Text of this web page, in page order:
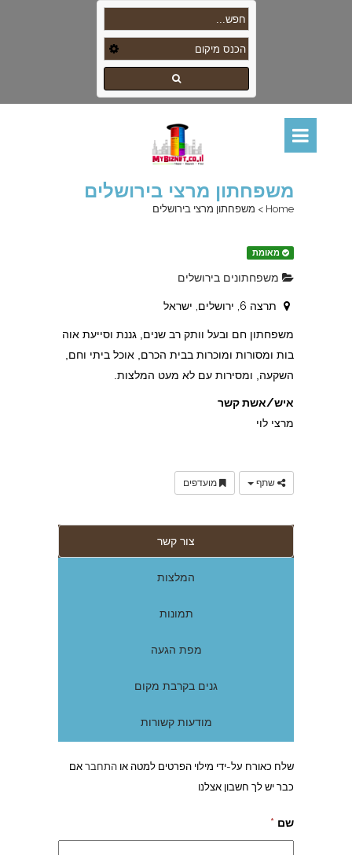
משפחתון מרצי בירושלים
Home
> משפחתון מרצי בירושלים
מאומת
משפחתונים בירושלים
תרצה 6, ירושלים, ישראל
משפחתון חם ובעל וותק רב שנים, גננת וסייעת אוה
בות ומסורות ומוכרות בבית הכרם, אוכל ביתי וחם,
השקעה, ומסירות עם לא מעט המלצות.
איש/אשת קשר
מרצי לוי
שתף מועדפים
צור קשר
המלצות
תמונות
מפת הגעה
גנים בקרבת מקום
מודעות קשורות
שלח כאורח על-ידי מילוי הפרטים למטה או התחבראם
כבר יש לך חשבון אצלנו
שם *